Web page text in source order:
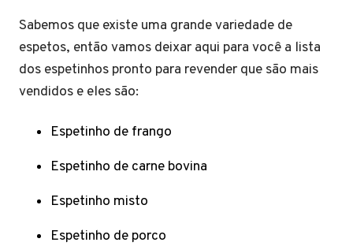
Sabemos que existe uma grande variedade de
espetos, então vamos deixar aqui para você a lista
dos espetinhos pronto para revender que são mais
vendidos e eles são:
Espetinho de frango
Espetinho de carne bovina
Espetinho misto
Espetinho de porco